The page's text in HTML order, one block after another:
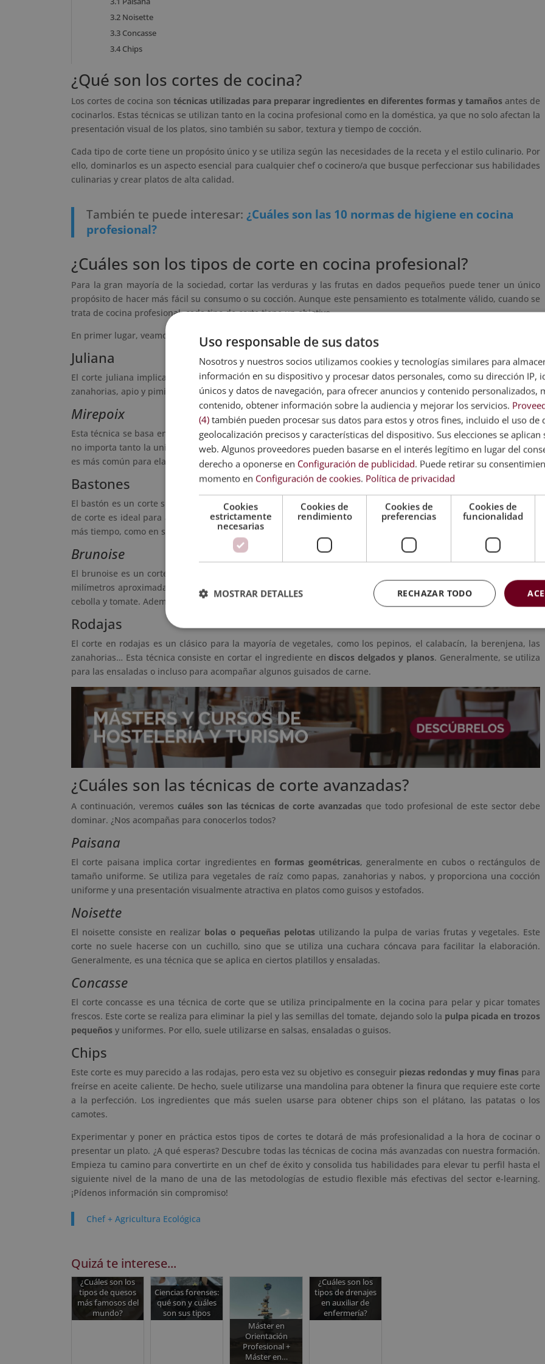
3.2 Noisette
3.3 Concasse
3.4 Chips
¿Qué son los cortes de cocina?
Los cortes de cocina son técnicas utilizadas para preparar ingredientes en diferentes formas y tamaños antes de
cocinarlos. Estas técnicas se utilizan tanto en la cocina profesional como en la doméstica, ya que no solo afectan la
presentación visual de los platos, sino también su sabor, textura y tiempo de cocción.
Cada tipo de corte tiene un propósito único y se utiliza según las necesidades de la receta y el estilo culinario. Por
ello, dominarlos es un aspecto esencial para cualquier chef o cocinero/a que busque perfeccionar sus habilidades
culinarias y crear platos de alta calidad.
También te puede interesar: ¿Cuáles son las 10 normas de higiene en cocina
profesional?
¿Cuáles son los tipos de corte en cocina profesional?
Para la gran mayoría de la sociedad, cortar las verduras y las frutas en dados pequeños puede tener un único
propósito de hacer más fácil su consumo o su cocción. Aunque este pensamiento es totalmente válido, cuando se
trata de cocina profesional, cada tipo de corte tiene un objetivo.
En primer lugar, veamos
cuáles son los cortes básicos y sus técnicas:
Juliana
El corte juliana implica cortar alimentos entiras delgadas y uniformes. De hecho, es ideal para vegetales como
zanahorias, apio y pimientos, a la vez que ofrece elegancia en platos como salteados y ensaladas.
Mirepoix
Esta técnica se basa en cortar todo tipo de ingredientes encubos de, más o menos, 1.5cm de largo. En este caso
no importa tanto la uniformidad de todos los cortes, ya que pocas veces se utiliza para decorar el plato, sino que
es más común para elaborar purés o hacer frituras.
Bastones
El bastón es un corte similar al juliana pero con una anchura mucho más pronunciadaen comparación. Este tipo
de corte es ideal para aquellos ingredientes que necesitan una textura más sustancial o que se cocinan durante
más tiempo, como en sopas o guisos.
Brunoise
El brunoise es un corte meticuloso que consiste en
milímetros aproximadamente. Este se utiliza para ingredientes que necesitan cocinarse rápidamente, como ajo,
cebolla y tomate. Además, garantiza una distribución uniforme de sabor y textura en platos como salsas y sofritos.
Rodajas
El corte en rodajas es un clásico para la mayoría de vegetales, como los pepinos, el calabacín, la berenjena, las
zanahorias… Esta técnica consiste en cortar el ingrediente endiscos delgados y planos. Generalmente, se utiliza
para las ensaladas o incluso para acompañar algunos guisados de carne.
¿Cuáles son las técnicas de corte avanzadas?
A continuación, veremos cuáles son las técnicas de corte avanzadas que todo profesional de este sector debe
dominar. ¿Nos acompañas para conocerlos todos?
Paisana
El corte paisana implica cortar ingredientes enformas geométricas, generalmente en cubos o rectángulos de
tamaño uniforme. Se utiliza para vegetales de raíz como papas, zanahorias y nabos, y proporciona una cocción
uniforme y una presentación visualmente atractiva en platos como guisos y estofados.
Noisette
El noisette consiste en realizar bolas o pequeñas pelotasutilizando la pulpa de varias frutas y vegetales. Este
corte no suele hacerse con un cuchillo, sino que se utiliza una cuchara cóncava para facilitar la elaboración.
Generalmente, es una técnica que se aplica en ciertos platillos y ensaladas.
Concasse
El corte concasse es una técnica de corte que se utiliza principalmente en la cocina para pelar y picar tomates
frescos. Este corte se realiza para eliminar la piel y las semillas del tomate, dejando solo la pulpa picada en trozos
pequeños y uniformes. Por ello, suele utilizarse en salsas, ensaladas o guisos.
Chips
Este corte es muy parecido a las rodajas, pero esta vez su objetivo es conseguir piezas redondas y muy finas para
freírse en aceite caliente. De hecho, suele utilizarse una mandolina para obtener la finura que requiere este corte
a la perfección. Los ingredientes que más suelen usarse para obtener chips son el plátano, las patatas o los
camotes.
Experimentar y poner en práctica estos tipos de cortes te dotará de más profesionalidad a la hora de cocinar o
presentar un plato. ¿A qué esperas? Descubre todas las técnicas de cocina más avanzadas con nuestra formación.
Empieza tu camino para convertirte en un chef de éxito y consolida tus habilidades para elevar tu perfil hasta el
siguiente nivel de la mano de una de las metodologías de estudio flexible más efectivas del sector e-learning.
¡Pídenos información sin compromiso!
Chef + Agricultura Ecológica
Quizá te interese...
¿Cuáles son los
tipos de quesos
más famosos del
mundo?
Ciencias forenses:
qué son y cuáles
son sus tipos
Máster en
Orientación
Profesional +
Máster en…
¿Cuáles son los
tipos de drenajes
en auxiliar de
enfermería?
Uso responsable de sus datos
Nosotros y nuestros socios utilizamos cookies y tecnologías similares para
información en su dispositivo y procesar datos personales, como su dirección IP,
únicos y datos de navegación, para ofrecer anuncios y contenido personalizados,
contenido, obtener información sobre la audiencia y mejorar los servicios.
(4) también pueden procesar sus datos para estos y otros fines, incluido el uso de
geolocalización precisos y características del dispositivo. Sus elecciones se aplican
web. Algunos proveedores pueden basarse en el interés legítimo en lugar del
derecho a oponerse en Configuración de publicidad. Puede retirar su
momento en Configuración de cookies. Política de privacidad
Cookies
estrictamente
necesarias
Cookies de
rendimiento
Cookies de
preferencias
Cookies de
funcionalidad
RECHAZAR TODO
MOSTRAR DETALLES